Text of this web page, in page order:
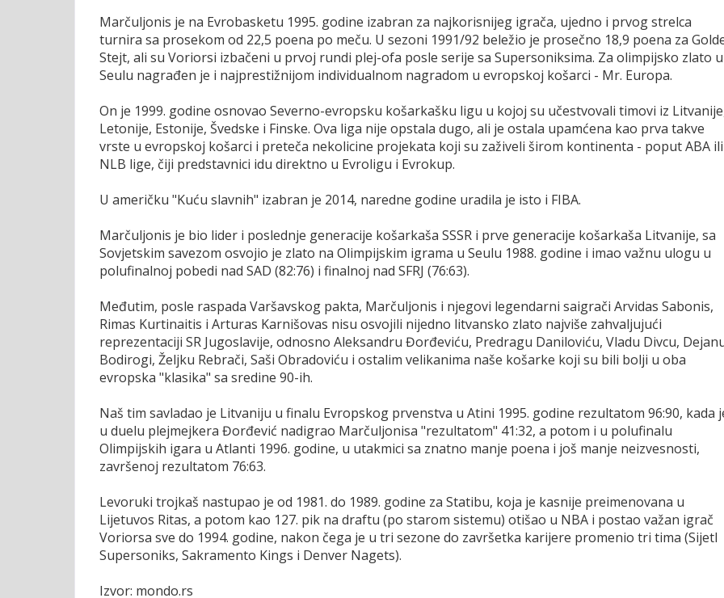
Marčuljonis je na Evrobasketu 1995. godine izabran za najkorisnijeg igrača, ujedno i prvog strelca
turnira sa prosekom od 22,5 poena po meču. U sezoni 1991/92 beležio je prosečno 18,9 poena za
Stejt, ali su Voriorsi izbačeni u prvoj rundi plej-ofa posle serije sa Supersoniksima. Za olimpijsko zlato u
Seulu nagrađen je i najprestižnijom individualnom nagradom u evropskoj košarci - Mr. Europa.
On je 1999. godine osnovao Severno-evropsku košarkašku ligu u kojoj su učestvovali timovi iz
Letonije, Estonije, Švedske i Finske. Ova liga nije opstala dugo, ali je ostala upamćena kao prva takve
vrste u evropskoj košarci i preteča nekolicine projekata koji su zaživeli širom kontinenta - poput ABA ili
NLB lige, čiji predstavnici idu direktno u Evroligu i Evrokup.
U američku "Kuću slavnih" izabran je 2014, naredne godine uradila je isto i FIBA.
Marčuljonis je bio lider i poslednje generacije košarkaša SSSR i prve generacije košarkaša Litvanije, sa
Sovjetskim savezom osvojio je zlato na Olimpijskim igrama u Seulu 1988. godine i imao važnu ulogu u
polufinalnoj pobedi nad SAD (82:76) i finalnoj nad SFRJ (76:63).
Međutim, posle raspada Varšavskog pakta, Marčuljonis i njegovi legendarni saigrači Arvidas Sabonis,
Rimas Kurtinaitis i Arturas Karnišovas nisu osvojili nijedno litvansko zlato najviše zahvaljujući
reprezentaciji SR Jugoslavije, odnosno Aleksandru Đorđeviću, Predragu Daniloviću, Vladu Divcu,
Bodirogi, Željku Rebrači, Saši Obradoviću i ostalim velikanima naše košarke koji su bili bolji u oba
evropska "klasika" sa sredine 90-ih.
Naš tim savladao je Litvaniju u finalu Evropskog prvenstva u Atini 1995. godine rezultatom 96:90, kada
u duelu plejmejkera Đorđević nadigrao Marčuljonisa "rezultatom" 41:32, a potom i u polufinalu
Olimpijskih igara u Atlanti 1996. godine, u utakmici sa znatno manje poena i još manje neizvesnosti,
završenoj rezultatom 76:63.
Levoruki trojkaš nastupao je od 1981. do 1989. godine za Statibu, koja je kasnije preimenovana u
Lijetuvos Ritas, a potom kao 127. pik na draftu (po starom sistemu) otišao u NBA i postao važan igrač
Voriorsa sve do 1994. godine, nakon čega je u tri sezone do završetka karijere promenio tri tima (Sijetl
Supersoniks, Sakramento Kings i Denver Nagets).
Izvor: mondo.rs